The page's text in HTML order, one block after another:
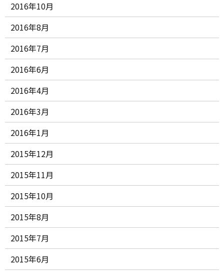
2016年10月
2016年8月
2016年7月
2016年6月
2016年4月
2016年3月
2016年1月
2015年12月
2015年11月
2015年10月
2015年8月
2015年7月
2015年6月